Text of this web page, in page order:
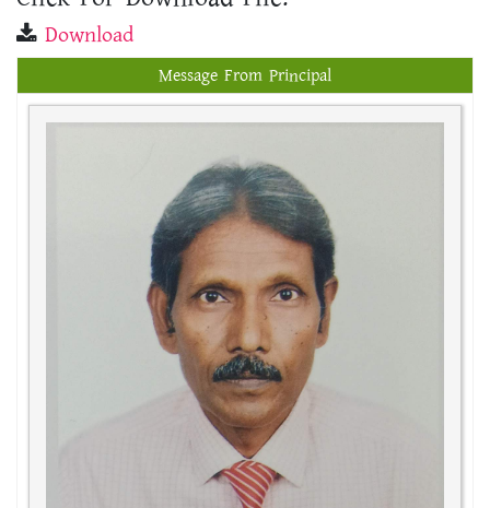
Download
Message From Principal